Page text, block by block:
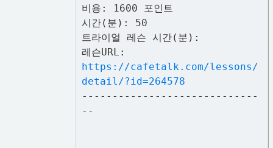
비용: 1600 포인트
시간(분): 50
트라이얼 레슨 시간(분):
레슨URL:
https://cafetalk.com/lessons/
detail/?id=264578
-----------------------------
--